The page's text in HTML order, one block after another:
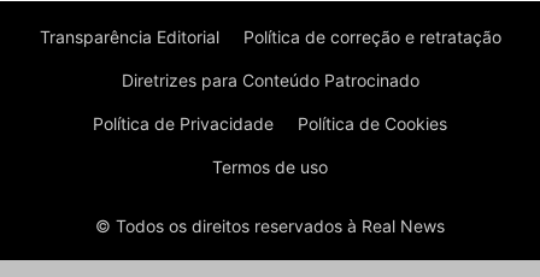
Transparência Editorial Política de correção e retratação
Diretrizes para Conteúdo Patrocinado
Política de Privacidade Política de Cookies
Termos de uso
© Todos os direitos reservados à Real News